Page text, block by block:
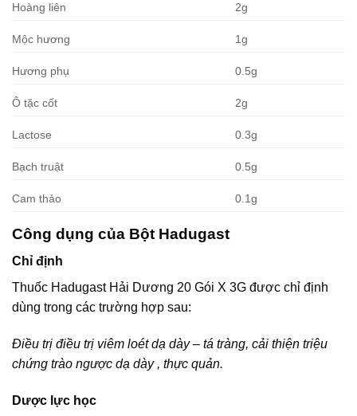
Hoàng liên 2g
Mộc hương 1g
Hương phụ 0.5g
Ô tặc cốt 2g
Lactose 0.3g
Bạch truật 0.5g
Cam thảo 0.1g
Công dụng của Bột Hadugast
Chỉ định
Thuốc Hadugast Hải Dương 20 Gói X 3G được chỉ định
dùng trong các trường hợp sau:
Ðiều trị điều trị viêm loét dạ dày – tá tràng, cải thiện triệu
chứng trào ngược dạ dày , thực quản.
Dược lực học